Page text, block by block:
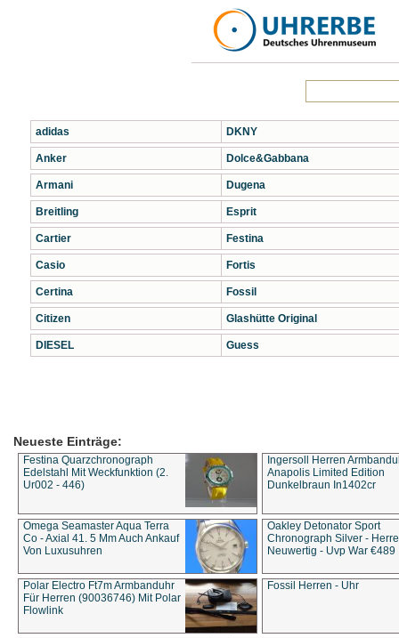
adidas
Anker
Armani
Breitling
Cartier
Casio
Certina
Citizen
DIESEL
DKNY
Dolce&Gabbana
Dugena
Esprit
Festina
Fortis
Fossil
Glashütte Original
Guess
Neueste Einträge:
Festina Quarzchronograph
Edelstahl Mit Weckfunktion (2.
Ur002 - 446)
Ingersoll Herren
Anapolis Limited Edition
Dunkelbraun In1402cr
Omega Seamaster Aqua Terra
Co - Axial 41. 5 Mm Auch Ankauf
Von Luxusuhren
Oakley Detonator Sport
Chronograph Silver -
Neuwertig - Uvp War €489
Polar Electro Ft7m Armbanduhr
Für Herren (90036746) Mit Polar
Flowlink
Fossil Herren - Uhr